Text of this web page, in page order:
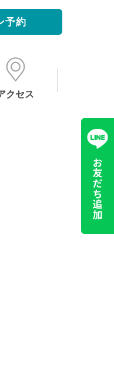
予約
クセス